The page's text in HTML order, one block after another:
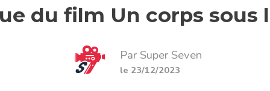
du film Un corps sous
Par Super Seven
le 23/12/2023